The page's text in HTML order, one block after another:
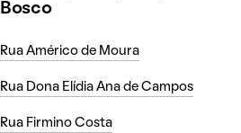
Bosco
Rua Américo de Moura
Rua Dona Elídia Ana de Campos
Rua Firmino Costa